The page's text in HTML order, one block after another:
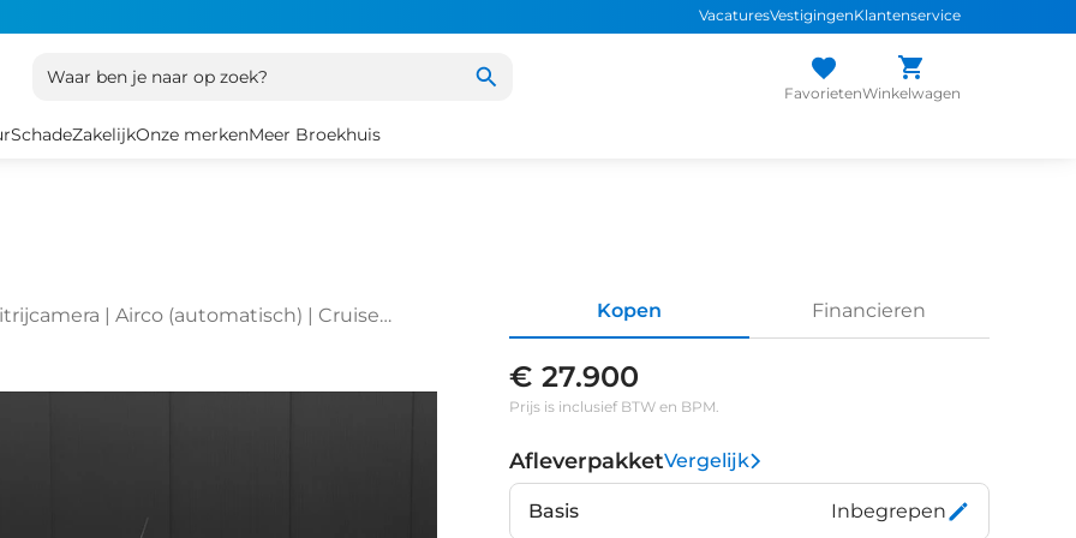
VacaturesVestigingenKlantenservice
Waar ben je naar op zoek?
FavorietenWinkelwagen
SchadeZakelijkOnze merkenMeer Broekhuis
| Airco (automatisch) | Cruise
Kopen Financieren
€ 27.900
Prijs is inclusief BTW en BPM.
AfleverpakketVergelijk
Basis Inbegrepen